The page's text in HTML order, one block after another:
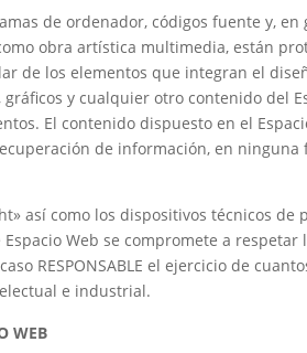
de ordenador, códigos fuente y,
obra artística multimedia, están
de los elementos que integran el
y cualquier otro contenido del
El contenido dispuesto en el
de información, en ninguna
así como los dispositivos técnicos de
Web se compromete a
RESPONSABLE el ejercicio de
e industrial.
WEB